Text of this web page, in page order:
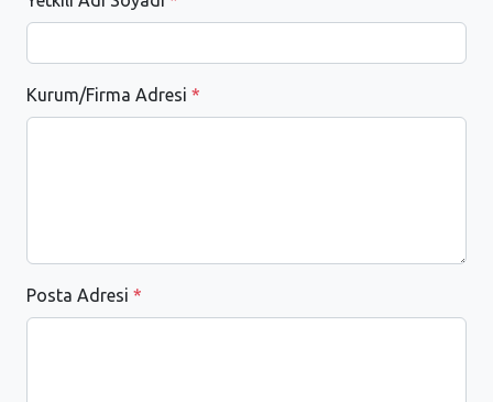
Kurum/Firma Adresi *
Posta Adresi *